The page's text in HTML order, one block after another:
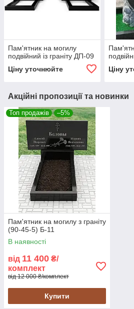
Пам'ятник на могилу
подвійний із граніту ДП-09
Ціну уточнюйте
Ціну
Акційні пропозиції та новинки
Топ продажів –5%
Пам'ятник на могилу з граніту
(90-45-5) Б-11
В наявності
від 11 400 ₴/
комплект
від 12 000 ₴/комплект
Купити